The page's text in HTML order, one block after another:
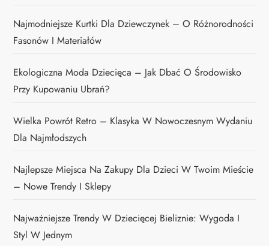
Najmodniejsze Kurtki Dla Dziewczynek – O Różnorodności
Fasonów I Materiałów
Ekologiczna Moda Dziecięca – Jak Dbać O Środowisko
Przy Kupowaniu Ubrań?
Wielka Powrót Retro – Klasyka W Nowoczesnym Wydaniu
Dla Najmłodszych
Najlepsze Miejsca Na Zakupy Dla Dzieci W Twoim Mieście
– Nowe Trendy I Sklepy
Najważniejsze Trendy W Dziecięcej Bieliznie: Wygoda I
Styl W Jednym